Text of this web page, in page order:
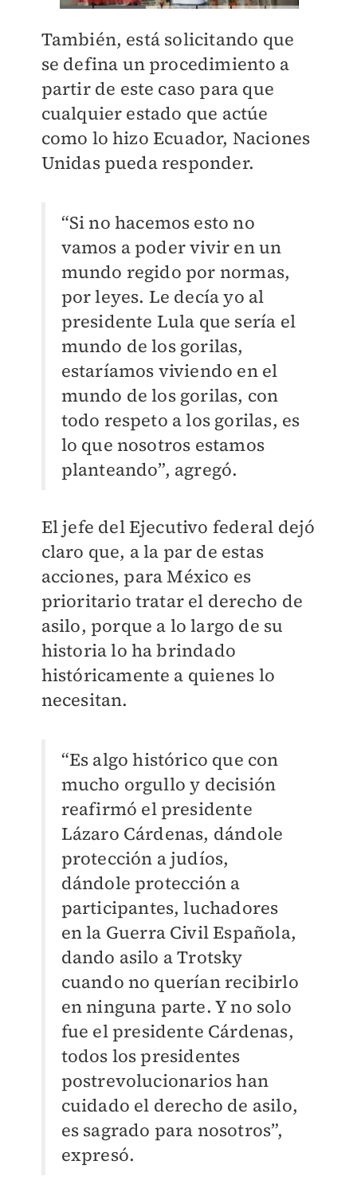
También, está solicitando que
se defina un procedimiento a
partir de este caso para que
cualquier estado que actúe
como lo hizo Ecuador, Naciones
Unidas pueda responder.
“Si no hacemos esto no
vamos a poder vivir en un
mundo regido por normas,
por leyes. Le decía yo al
presidente Lula que sería el
mundo de los gorilas,
estaríamos viviendo en el
mundo de los gorilas, con
todo respeto a los gorilas, es
lo que nosotros estamos
planteando”, agregó.
El jefe del Ejecutivo federal dejó
claro que, a la par de estas
acciones, para México es
prioritario tratar el derecho de
asilo, porque a lo largo de su
historia lo ha brindado
históricamente a quienes lo
necesitan.
“Es algo histórico que con
mucho orgullo y decisión
reafirmó el presidente
Lázaro Cárdenas, dándole
protección a judíos,
dándole protección a
participantes, luchadores
en la Guerra Civil Española,
dando asilo a Trotsky
cuando no querían recibirlo
en ninguna parte. Y no solo
fue el presidente Cárdenas,
todos los presidentes
postrevolucionarios han
cuidado el derecho de asilo,
es sagrado para nosotros”,
expresó.